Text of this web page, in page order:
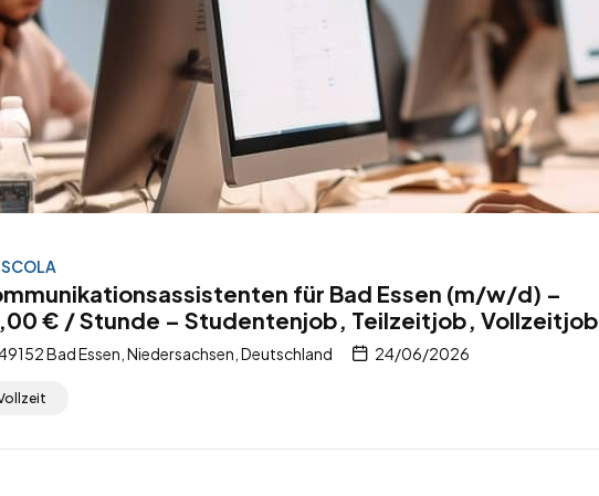
für Bad Essen (m/w/d) –
€ / Stunde – Studentenjob, Teilzeitjob, Vollzeitjob
Bad Essen, Niedersachsen, Deutschland 24/06/2026